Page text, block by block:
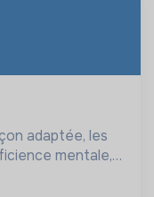
adaptée, les
mentale,